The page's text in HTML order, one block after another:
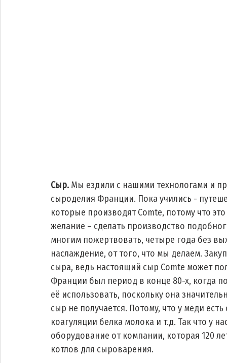
Сыр. Мы ездили с нашими технологами и
сыроделия Франции. Пока учились -
которые производят Comte, потому что
желание – сделать производство
многим пожертвовать, четыре года без
наслаждение, от того, что мы делаем.
сыра, ведь настоящий сыр Comte может
Франции был период в конце 80-х, когда
её использовать, поскольку она
сыр не получается. Потому, что у меди
коагуляции белка молока и т.д. Так что у
оборудование от компании, которая 120
котлов для сыроварения.